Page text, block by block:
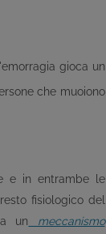
gioca un
che muoiono
e in entrambe le
fisiologico del
un meccanismo